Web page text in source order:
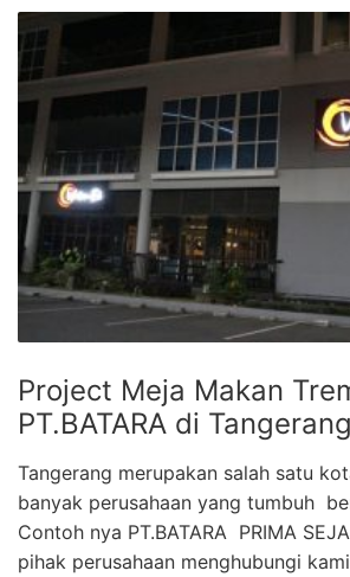
Project Meja Makan
PT.BATARA di Tangerang
Tangerang merupakan salah satu
banyak perusahaan yang tumbuh
Contoh nya PT.BATARA PRIMA
pihak perusahaan menghubungi